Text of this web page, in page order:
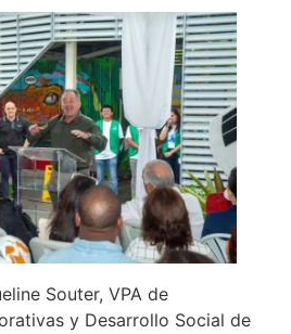
Souter, VPA de
y Desarrollo Social de